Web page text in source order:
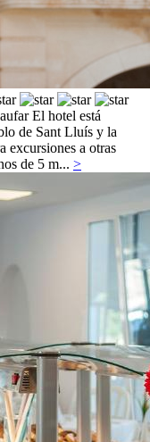
El hotel está
de Sant Lluís y la
excursiones a otras
de 5 m... >